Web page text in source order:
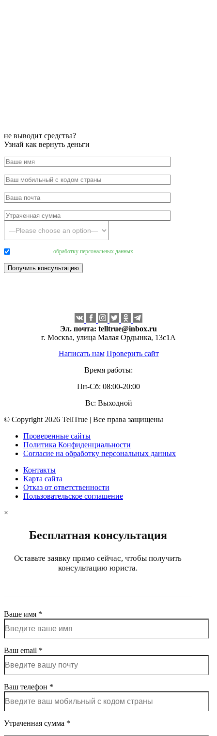
не выводит средства?
Узнай как вернуть деньги
обработку персональных данных
Эл. почта: telltrue@inbox.ru
г. Москва, улица Малая Ордынка, 13с1А
Написать нам Проверить сайт
Время работы:
Пн-Сб: 08:00-20:00
Вс: Выходной
© Copyright 2026 TellTrue | Все права защищены
Проверенные сайты
Политика Конфиденциальности
Согласие на обработку персональных данных
Контакты
Карта сайта
Отказ от ответственности
Пользовательское соглашение
×
Бесплатная консультация
Оставьте заявку прямо сейчас, чтобы получить
консультацию юриста.
Ваше имя *
Ваш email *
Ваш телефон *
Утраченная сумма *